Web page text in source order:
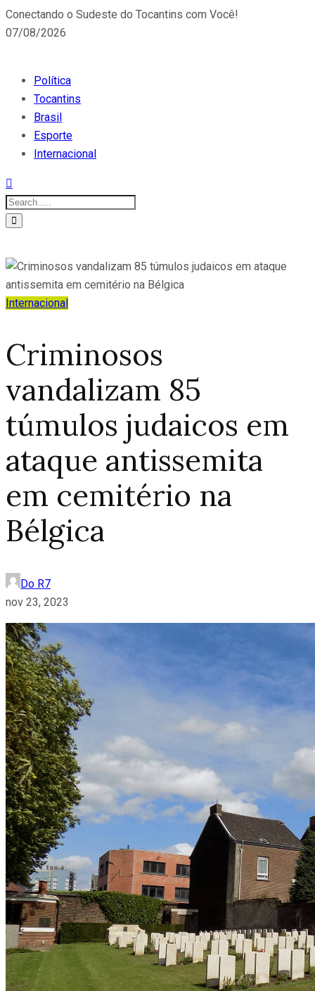
Conectando o Sudeste do Tocantins com Você!
07/08/2026
Política
Tocantins
Brasil
Esporte
Internacional
Internacional
Criminosos
vandalizam 85
túmulos judaicos em
ataque antissemita
em cemitério na
Bélgica
Do R7
nov 23, 2023